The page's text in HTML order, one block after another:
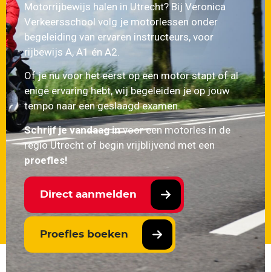
Motorrijbewijs halen in Utrecht? Bij Veronica
Verkeersschool volg je motorlessen onder
begeleiding van ervaren instructeurs, voor
rijbewijs A, A1 én A2.
Of je nu voor het eerst op een motor stapt of al
enige ervaring hebt, wij begeleiden je op jouw
tempo naar een geslaagd examen.
Schrijf je vandaag invoor een motorles in de
regio Utrecht of begin vrijblijvend met een
proefles!
Direct aanmelden
Proefles boeken